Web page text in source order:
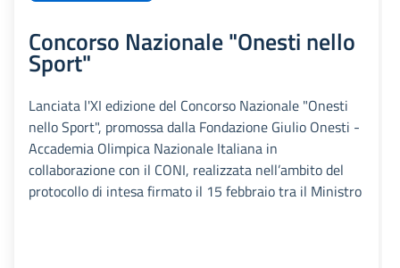
Concorso Nazionale "Onesti nello
Sport"
Lanciata l'XI edizione del Concorso Nazionale "Onesti
nello Sport", promossa dalla Fondazione Giulio Onesti -
Accademia Olimpica Nazionale Italiana in
collaborazione con il CONI, realizzata nell’ambito del
protocollo di intesa firmato il 15 febbraio tra il Ministro